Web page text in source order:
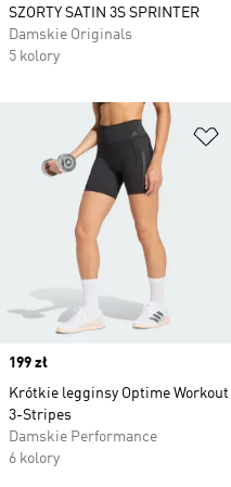
SZORTY SATIN 3S SPRINTER
Damskie Originals
5 kolory
Price
199 zł
Krótkie legginsy Optime Workout
3-Stripes
Damskie Performance
6 kolory